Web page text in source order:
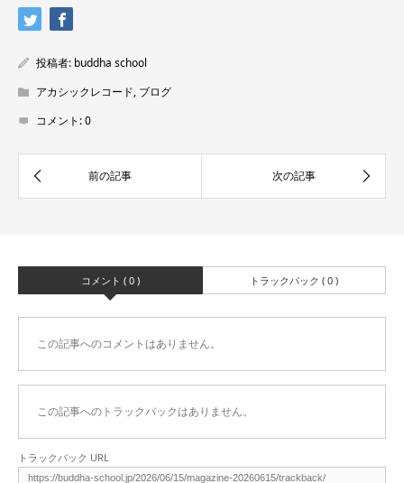
投稿者: buddha school
アカシックレコード, ブログ
コメント:0
コメント ( 0 ) トラックバック ( 0 )
この記事へのコメントはありません。
この記事へのトラックバックはありません。
トラックバック URL